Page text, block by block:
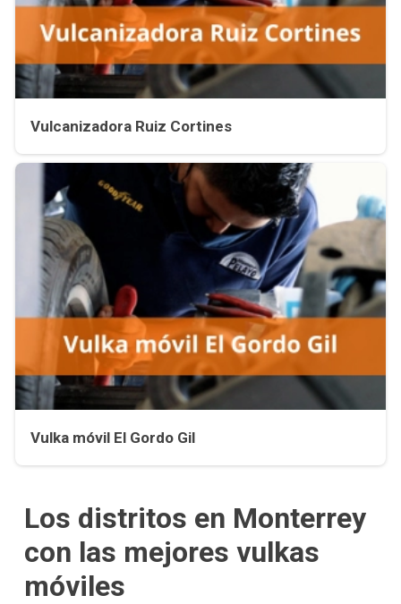
Vulcanizadora Ruiz Cortines
Vulka móvil El Gordo Gil
Los distritos en Monterrey
con las mejores vulkas
móviles